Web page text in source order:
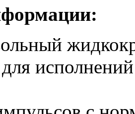
для